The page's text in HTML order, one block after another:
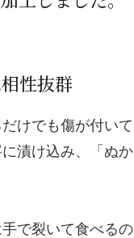
性抜群
けでも傷が付いて
漬け込み、「ぬか
で裂いて食べるの